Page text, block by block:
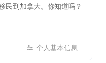
民到加拿大。你知道吗？
个人基本信息